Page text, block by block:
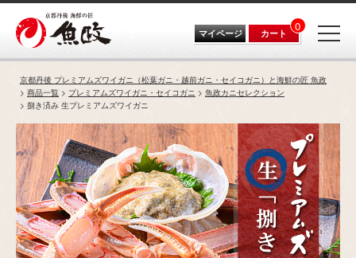
マイページ カート 0
京都丹後 プレミアムズワイガニ（松葉ガニ・越前ガニ・セイコガニ）と海鮮の匠 魚政
商品一覧
プレミアムズワイガニ・セイコガニ
魚政カニセレクション
捌き済み 生プレミアムズワイガニ